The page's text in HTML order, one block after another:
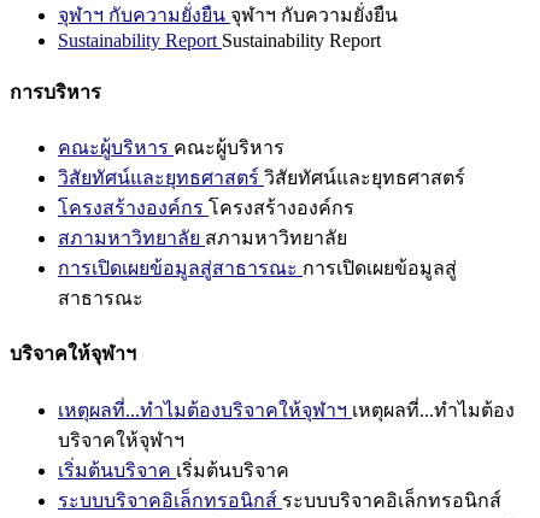
จุฬาฯ กับความยั่งยืน จุฬาฯ กับความยั่งยืน
Sustainability Report Sustainability Report
การบริหาร
คณะผู้บริหาร คณะผู้บริหาร
วิสัยทัศน์และยุทธศาสตร์ วิสัยทัศน์และยุทธศาสตร์
โครงสร้างองค์กร โครงสร้างองค์กร
สภามหาวิทยาลัย สภามหาวิทยาลัย
การเปิดเผยข้อมูลสู่สาธารณะ การเปิดเผยข้อมูลสู่
สาธารณะ
บริจาคให้จุฬาฯ
เหตุผลที่...ทำไมต้องบริจาคให้จุฬาฯ เหตุผลที่...ทำไมต้อง
บริจาคให้จุฬาฯ
เริ่มต้นบริจาค เริ่มต้นบริจาค
ระบบบริจาคอิเล็กทรอนิกส์ ระบบบริจาคอิเล็กทรอนิกส์